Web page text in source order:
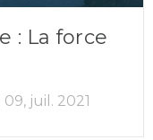
: La force
09, juil. 2021